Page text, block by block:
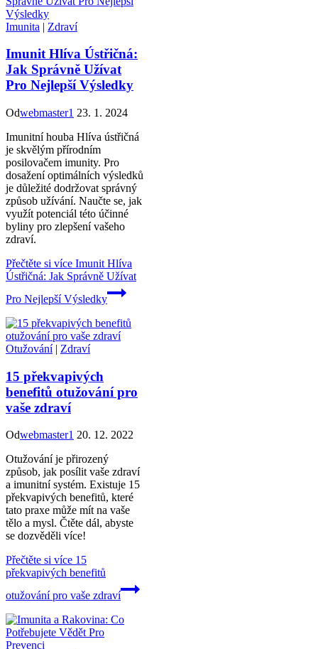
Imunita | Zdraví
Imunit Hlíva Ústřičná:
Jak Správně Užívat
Pro Nejlepší Výsledky
Odwebmaster1 23. 1. 2024
Imunitní houba Hlíva ústřičná
je skvělým přírodním
posilovačem imunity. Pro
dosažení optimálních výsledků
je důležité dodržovat správný
způsob užívání. Naučte se, jak
využít potenciál této účinné
byliny pro zlepšení vašeho
zdraví.
Přečtěte si více Imunit Hlíva
Ústřičná: Jak Správně Užívat
Pro Nejlepší Výsledky
Otužování| Zdraví
15 překvapivých
benefitů otužování pro
vaše zdraví
Odwebmaster1 20. 12. 2022
Otužování je přirozený
způsob, jak posílit vaše zdraví
a imunitní systém. Existuje 15
překvapivých benefitů, které
tato praxe může mít na vaše
tělo a mysl. Čtěte dál, abyste
se dozvěděli více!
Přečtěte si více 15
překvapivých benefitů
otužování pro vaše zdraví